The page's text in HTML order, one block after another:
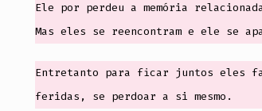
Ele por perdeu a memória
Mas eles se reencontram e ele se
Entretanto para ficar juntos eles
feridas, se perdoar a si mesmo.